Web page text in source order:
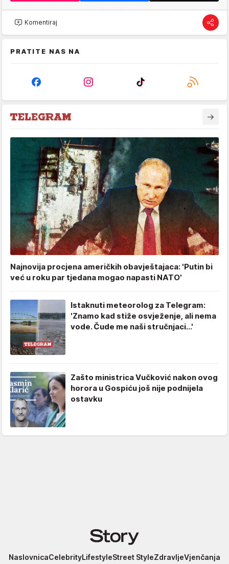
Komentiraj
PRATITE NAS NA
Najnovija procjena američkih obavještajaca: 'Putin bi
već u roku par tjedana mogao napasti NATO'
Istaknuti meteorolog za Telegram:
'Znamo kad stiže osvježenje, ali nema
vode. Čude me naši stručnjaci...'
Zašto ministrica Vučković nakon ovog
horora u Gospiću još nije podnijela
ostavku
Story
NaslovnicaCelebrityLifestyleStreet StyleZdravljeVjenčanja